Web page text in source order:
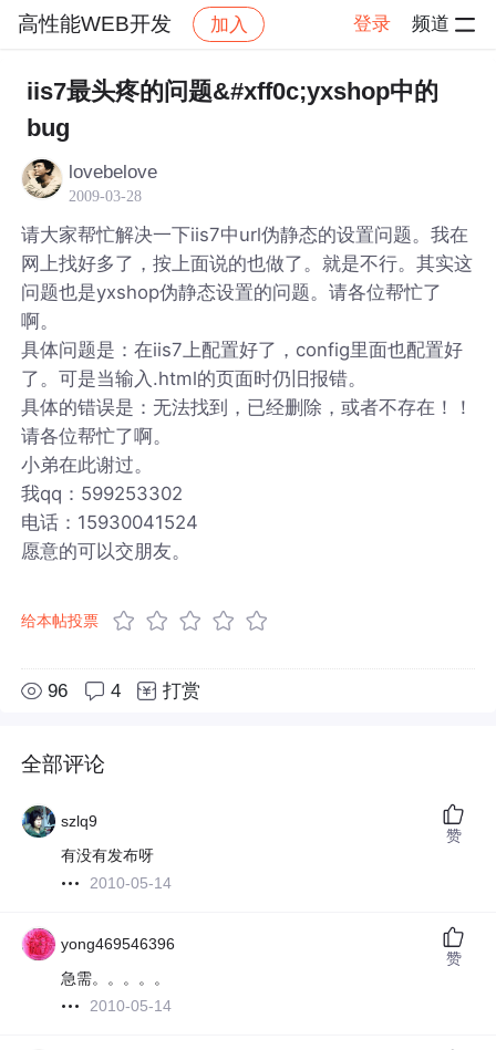
高性能WEB开发 加入 登录 频道
社区 高性能WEB开发 帖子详情
iis7最头疼的问题&#xff0c;yxshop中的
bug
lovebelove
2009-03-28
请大家帮忙解决一下iis7中url伪静态的设置问题。我在
网上找好多了，按上面说的也做了。就是不行。其实这
问题也是yxshop伪静态设置的问题。请各位帮忙了
啊。
具体问题是：在iis7上配置好了，config里面也配置好
了。可是当输入.html的页面时仍旧报错。
具体的错误是：无法找到，已经删除，或者不存在！！
请各位帮忙了啊。
小弟在此谢过。
我qq：599253302
电话：15930041524
愿意的可以交朋友。
给本帖投票
96 4 打赏
全部评论
szlq9
有没有发布呀
2010-05-14
赞
yong469546396
急需。。。。。
2010-05-14
赞